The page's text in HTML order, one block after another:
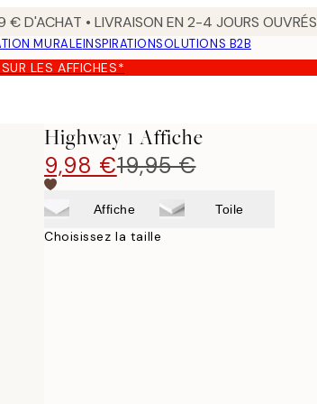
€ D'ACHAT • LIVRAISON EN 2-4 JOURS OUVRÉS
MURALEINSPIRATIONSOLUTIONS B2B
LES AFFICHES*
Highway 1 Affiche
9,98 €19,95 €
Affiche Toile
Choisissez la taille